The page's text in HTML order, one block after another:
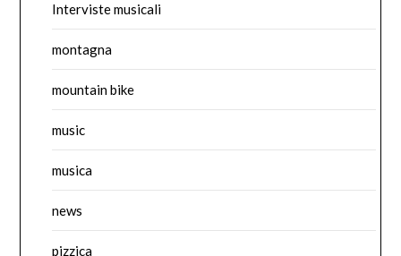
Interviste musicali
montagna
mountain bike
music
musica
news
pizzica